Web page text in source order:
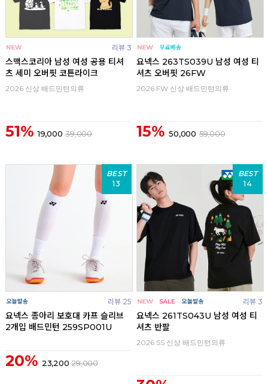
리뷰 3
스맥스코리아 남성 여성 공용 티셔
츠 세미 오버핏 코튼라이크
2026 신상 배드민턴의류
51% 19,000 39,000
요넥스 263TS039U 남성 여성 티
셔츠 오버핏 26FW
2026 FW 신상 배드민턴의류
15% 50,000 59,000
BEST
13
리뷰 25
요넥스 종아리 보호대 카프 슬리브
2개입 배드민턴 259SP001U
20% 23,200 29,000
BEST
14
리뷰 3
요넥스 261TS043U 남성 여성 티
셔츠 반팔
2026 SS 신상 배드민턴의류